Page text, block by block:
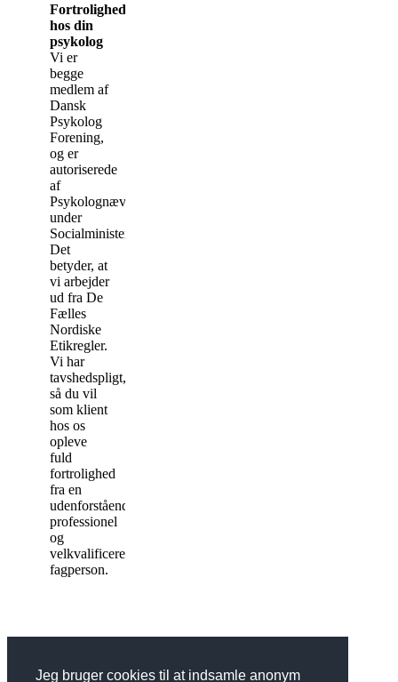
Jeg bruger cookies til at indsamle anonym
Fortrolighed
hos din
psykolog
Vi er
begge
medlem af
Dansk
Psykolog
Forening,
og er
autoriserede
af
Psykolognævnet
under
Socialministeriet.
Det
betyder, at
vi arbejder
ud fra De
Fælles
Nordiske
Etikregler.
Vi har
tavshedspligt,
så du vil
som klient
hos os
opleve
fuld
fortrolighed
fra en
udenforstående
professionel
og
velkvalificeret
fagperson.